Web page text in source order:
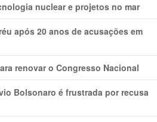
nuclear e projetos no mar
após 20 anos de acusações em
renovar o Congresso Nacional
Bolsonaro é frustrada por recusa